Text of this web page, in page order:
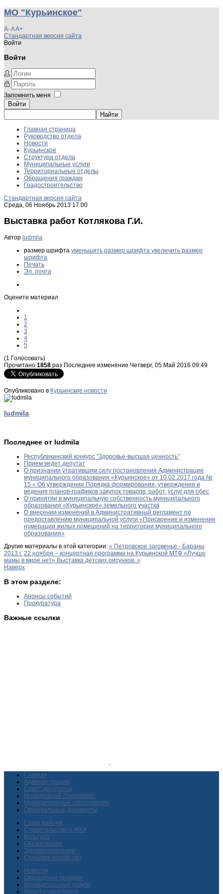
МО "Курьинское"
A-AA+
Стандартная версия сайта
Войти
Войти
Запомнить меня
Войти
Главная страница
Руководство отдела
Новости
Курьинское
Структура отдела
Муниципальные услуги
Территориальные отделы
Обращения граждан
Градостроительство
Стандартная версия сайта
Среда, 06 Ноябрь 2013 17:00
Выставка работ Котлякова Г.И.
Автор ludmila
размер шрифта уменьшить размер шрифта увеличить размер
шрифта
Печать
Эл. почта
Оцените материал
1
2
3
4
5
(1 Голосовать)
Прочитано 1858 раз Последнее изменение Четверг, 05 Май 2016 09:49
Опубликовано в Курьинские новости
ludmila
Последнее от ludmila
Республиканский конкурс "Здоровье-высшая ценность"
Прием ведет депутат
О признании утратившим силу постановления Администрации
муниципального образования «Курьинское» от 10.02.2017 года №
15 « Об утверждении Порядка формирования, утверждения и
ведения планов-графиков закупок товаров, работ, услуг для обес
О принятии в муниципальную собственность муниципального
образования «Курьинское» земельного участка
О внесении изменений в Административный регламент по
предоставлению муниципальной услуги «Присвоение и изменение
нумерации жилых помещений на территории муниципального
образования»
Другие материалы в этой категории: « Петровское заговенье - Бараны
2013 г. 22 ноября – концертная программа на Курьинской МТФ «Лучше
мамы в мире нет» Выставка детских рисунков. »
Наверх
В этом разделе:
Анонсы событий
Прокуратура
Важные ссылки
Главная
Администрация
Совет депутатов
Молодежный Парламент
Муниципальные образования
Официальные документы
Глава района
Строительство и ЖКХ
Культура
Образование
Здравоохранение
Сельское хозяйство
Новости
Обращения граждан
Муниципальные услуги
Защита населения